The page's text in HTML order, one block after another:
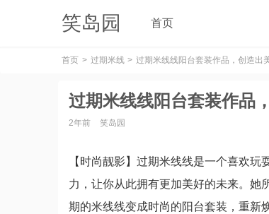
笑岛园 首页
首页 过期米线 过期米线线阳台套装作品，创造出
过期米线线阳台套装作品
2年前 笑岛园
【时尚靓影】过期米线线是一个喜欢
力，让你从此拥有更加美好的未来。她
期的米线线变成时尚的阳台套装，重新